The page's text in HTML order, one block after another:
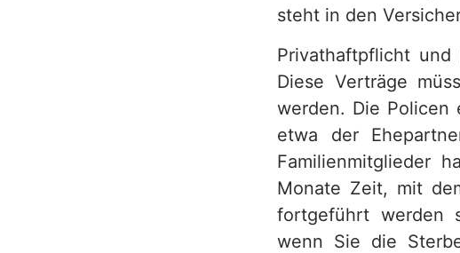
steht in den
Privathaftpflicht und
Diese Verträge
werden. Die Policen
etwa der
Familienmitglieder
Monate Zeit, mit
fortgeführt werden
wenn Sie die